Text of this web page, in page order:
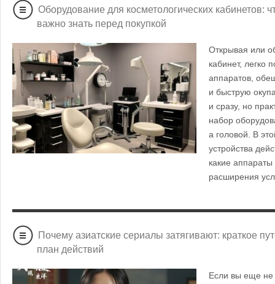
Оборудование для косметологических кабинетов:
важно знать перед покупкой
Открывая или
кабинет, легко
аппаратов,
и быструю
и сразу, но
набор
а головой. В
устройства
какие аппараты
расширения
Почему азиатские сериалы затягивают: краткое
план действий
Если вы еще не